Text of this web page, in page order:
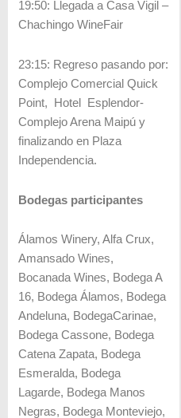
19:50: Llegada a Casa Vigil –
Chachingo WineFair
23:15: Regreso pasando por:
Complejo Comercial Quick
Point, Hotel Esplendor-
Complejo Arena Maipú y
finalizando en Plaza
Independencia.
Bodegas participantes
Álamos Winery, Alfa Crux,
Amansado Wines,
Bocanada Wines, Bodega A
16, Bodega Álamos, Bodega
Andeluna, BodegaCarinae,
Bodega Cassone, Bodega
Catena Zapata, Bodega
Esmeralda, Bodega
Lagarde, Bodega Manos
Negras, Bodega Monteviejo,